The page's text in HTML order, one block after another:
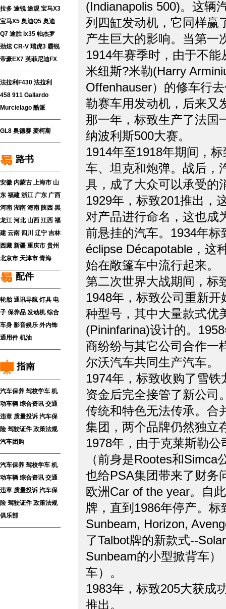
拉多 途锐 途观 宝马X3
宝马X5 奥迪Q5 奥迪
Q7 途胜 ix35 帕杰罗
劲炫 CR-V 瑞虎3 霸锐
帝豪EX7 英菲尼迪FX
法拉利F430 法拉利
458 911 Gallardo
Murcielago 酷派
GL8 奥德赛 麦柯斯
路书
安徽 内蒙古 上海市 山
东 福建 浙江 广东 广西
河南 湖南 海南 陕西 黑
龙江 河北 山西 江西 福
建 云南 四川 辽宁 吉林
西藏 新疆 重庆市 贵州
北京市 天津市 青海
配件
轮胎 通讯导航 灯具 电
子 保养品 发动机 综合
车身 影音娱乐 外内饰
通用件 机油
指南
汽车保养 驾校学车 机
动车辆 综合资讯 交通
违章 质量投诉 汽车保
险 驾驶证件 政策法规
汽车团购
汽车保养 驾校学车 机
动车辆 综合资讯 交通
违章 质量投诉 汽车保
险 驾驶证件 政策法规
俱乐部
(Indianapolis 500)。这辆
列四缸发动机，它同样赢
产生巨大的影响。当第一
1914年赛季时，由于不
米纽斯?米勒(Harry
Offenhauser）的修车行
勒赛车用发动机，后来又
那一年，标致生产了法国
纳波利斯500大赛。
1914年至1918年期间，
车、坦克和炮弹。战后，
具，成了大众可以承受的
1929年，标致201推出，
对产品进行命名，这也成
前悬挂的汽车。1934年
éclipse Décapotable，这
始在敞篷车中流行起来。
第二次世界大战期间，标
1948年，标致公司重新
种型号，其中大量款式优
(Pininfarina)设计的。
商纷纷与其它公司合作一
尔沃汽车共同生产汽车。
1974年，标致收购了雪
资金后完全接管了新公司
传统和特色无法传承。合
集团，两个品牌仍然独立
1978年，由于克莱斯勒
（前身是Rootes和
也给PSA集团带来了财务
欧洲Car of the year。自
牌，直到1986年停产。
Sunbeam, Horizon,
了Talbot牌的新款式--
Sunbeam的小型掀背车
车）。
1983年，标致205大获成
推出。